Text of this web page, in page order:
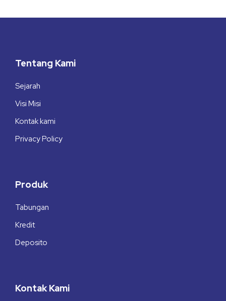
Tentang Kami
Sejarah
Visi Misi
Kontak kami
Privacy Policy
Produk
Tabungan
Kredit
Deposito
Kontak Kami